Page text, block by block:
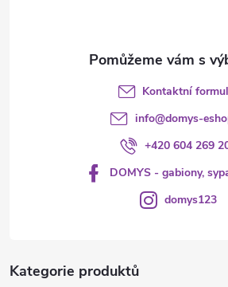
Kategorie produktů
Kontaktní
info@domys-
+420 604 269
DOMYS - gabiony,
domys123